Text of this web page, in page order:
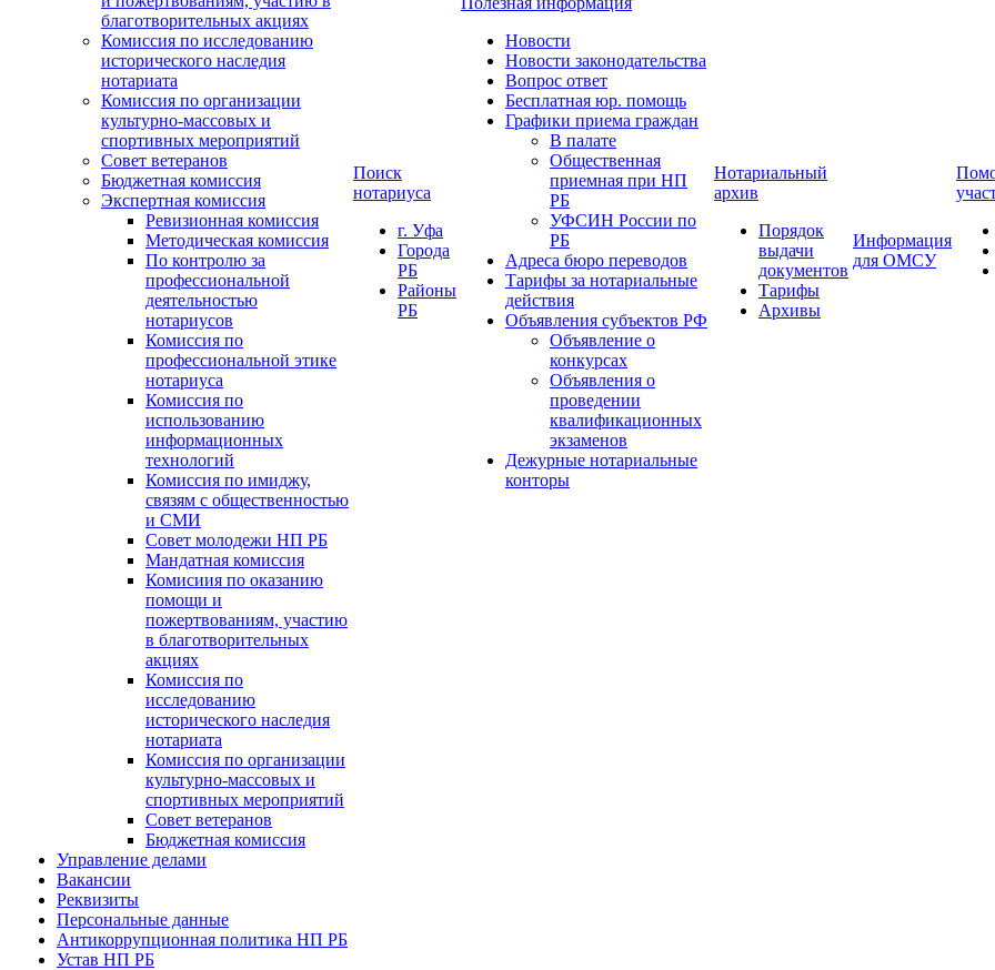
благотворительных акциях
Комиссия по исследованию
исторического наследия
нотариата
Комиссия по организации
культурно-массовых и
спортивных мероприятий
Совет ветеранов
Бюджетная комиссия
Экспертная комиссия
Ревизионная комиссия
Методическая комиссия
По контролю за
профессиональной
деятельностью
нотариусов
Комиссия по
профессиональной этике
нотариуса
Комиссия по
использованию
информационных
технологий
Комиссия по имиджу,
связям с общественностью
и СМИ
Совет молодежи НП РБ
Мандатная комиссия
Комисиия по оказанию
помощи и
пожертвованиям, участию
в благотворительных
акциях
Комиссия по
исследованию
исторического наследия
нотариата
Комиссия по организации
культурно-массовых и
спортивных мероприятий
Совет ветеранов
Бюджетная комиссия
Управление делами
Вакансии
Реквизиты
Персональные данные
Антикоррупционная политика НП РБ
Устав НП РБ
Поиск
нотариуса
г. Уфа
Города
РБ
Районы
РБ
Новости
Новости законодательства
Вопрос ответ
Бесплатная юр. помощь
Графики приема граждан
В палате
Общественная
приемная при НП
РБ
УФСИН России по
РБ
Адреса бюро переводов
Тарифы за нотариальные
действия
Объявления субъектов РФ
Объявление о
конкурсах
Объявления о
проведении
квалификационных
экзаменов
Дежурные нотариальные
конторы
Нотариальный
архив
Порядок
выдачи
документов
Тарифы
Архивы
Информация
для ОМСУ